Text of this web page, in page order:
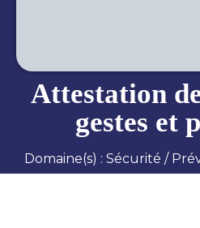
Attestation
gestes et
Domaine(s) : Sécurité /